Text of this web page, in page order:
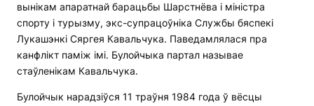
вынікам апаратнай барацьбы Шарстнёва і міністра
спорту і турызму, экс-супрацоўніка Службы бяспекі
Лукашэнкі Сяргея Кавальчука. Паведамлялася пра
канфлікт паміж імі. Булойчыка партал называе
стаўленікам Кавальчука.
Булойчык нарадзіўся 11 траўня 1984 года ў вёсцы